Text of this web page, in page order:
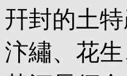
幵封的土
汴繡、花